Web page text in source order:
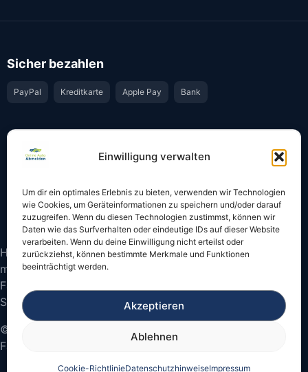
Einwilligung verwalten
Um dir ein optimales Erlebnis zu bieten, verwenden wir Technologien
wie Cookies, um Geräteinformationen zu speichern und/oder darauf
zuzugreifen. Wenn du diesen Technologien zustimmst, können wir
Daten wie das Surfverhalten oder eindeutige IDs auf dieser Website
verarbeiten. Wenn du deine Einwilligung nicht erteilst oder
zurückziehst, können bestimmte Merkmale und Funktionen
beeinträchtigt werden.
Akzeptieren
Ablehnen
Cookie-RichtlinieDatenschutzhinweiseImpressum
Sicher bezahlen
PayPal Kreditkarte Apple Pay Bank
Bestätigung per E-Mail Support per WhatsApp
Hinweis: Die Online-Abmeldung ist nicht in allen Fällen
möglich. Bitte prüfen Sie vor dem Start, ob
Fahrzeugschein und Kennzeichen onlinefähige
Sicherheitscodes besitzen.
© 2026 Online Auto Abmelden – Bundesweite
Fahrzeugabmeldung